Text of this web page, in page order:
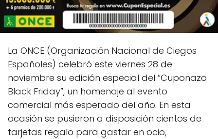
La ONCE (Organización Nacional de Ciegos
Españoles) celebró este viernes 28 de
noviembre su edición especial del “Cuponazo
Black Friday”, un homenaje al evento
comercial más esperado del año. En esta
ocasión se pusieron a disposición cientos de
tarjetas regalo para gastar en ocio,